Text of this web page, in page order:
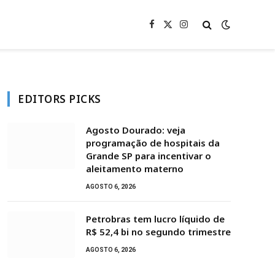
Facebook
X
Instagram
EDITORS PICKS
Agosto Dourado: veja
programação de hospitais da
Grande SP para incentivar o
aleitamento materno
AGOSTO 6, 2026
Petrobras tem lucro líquido de
R$ 52,4 bi no segundo trimestre
AGOSTO 6, 2026